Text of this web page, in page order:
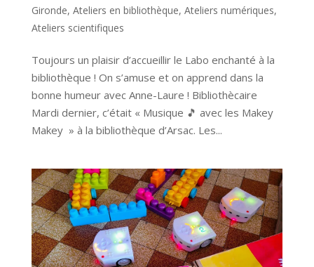
Gironde, Ateliers en bibliothèque, Ateliers numériques,
Ateliers scientifiques
Toujours un plaisir d’accueillir le Labo enchanté à la
bibliothèque ! On s’amuse et on apprend dans la
bonne humeur avec Anne-Laure ! Bibliothècaire
Mardi dernier, c’était « Musique 🎵 avec les Makey
Makey » à la bibliothèque d’Arsac. Les...